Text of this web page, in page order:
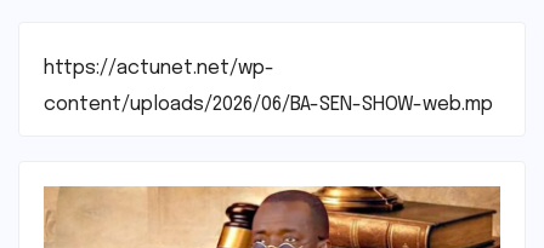
https://actunet.net/wp-
content/uploads/2026/06/BA-SEN-SHOW-web.mp